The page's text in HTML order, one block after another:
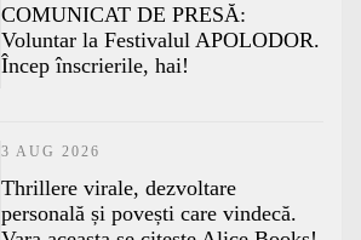
COMUNICAT DE PRESĂ:
Voluntar la Festivalul APOLODOR.
Încep înscrierile, hai!
3 AUG 2026
Thrillere virale, dezvoltare
personală și povești care vindecă.